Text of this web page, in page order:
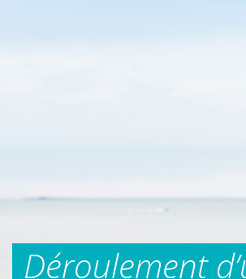
Déroulement